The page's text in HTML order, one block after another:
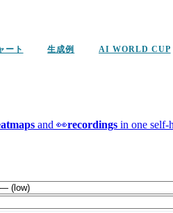
ート 生成例 AI WORLD CUP
and 👀recordings in one self-